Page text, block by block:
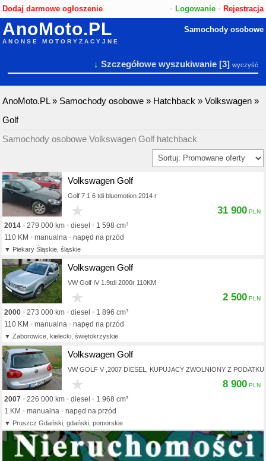
Dodaj darmowe ogłoszenie • Logowanie• Rejestracja
AnoMoto.PL
ANONSE MOTORYZACYJNE
Samochody osobowe
↓ Szczegółowe wyszukiwanie[3] wyczyść
AnoMoto.PL» Samochody osobowe » Hatchback »Volkswagen »
Golf
Samochody osobowe Volkswagen Golf hatchback
Volkswagen Golf
Golf 7 1 6 tdi bluemotion 2014 r
2014 279 000 km diesel
1 598 cm³
110 KM
manualna napęd na przód
Piekary Śląskie, śląskie
31 900
Volkswagen Golf
VW Golf IV 1.9tdi 2000r 110KM
2000 273 000 km diesel
1 896 cm³
110 KM
manualna napęd na przód
Zaborowice, kielecki, świętokrzyskie
2 500
Volkswagen Golf
VW GOLF V ,2007 DIESEL, KUPUJACY ZWOLNIONY Z PODATKU
2007 226 000 km diesel
1 968 cm³
1 KM
manualna napęd na przód
Pruszcz Gdański, gdański, pomorskie
8 900